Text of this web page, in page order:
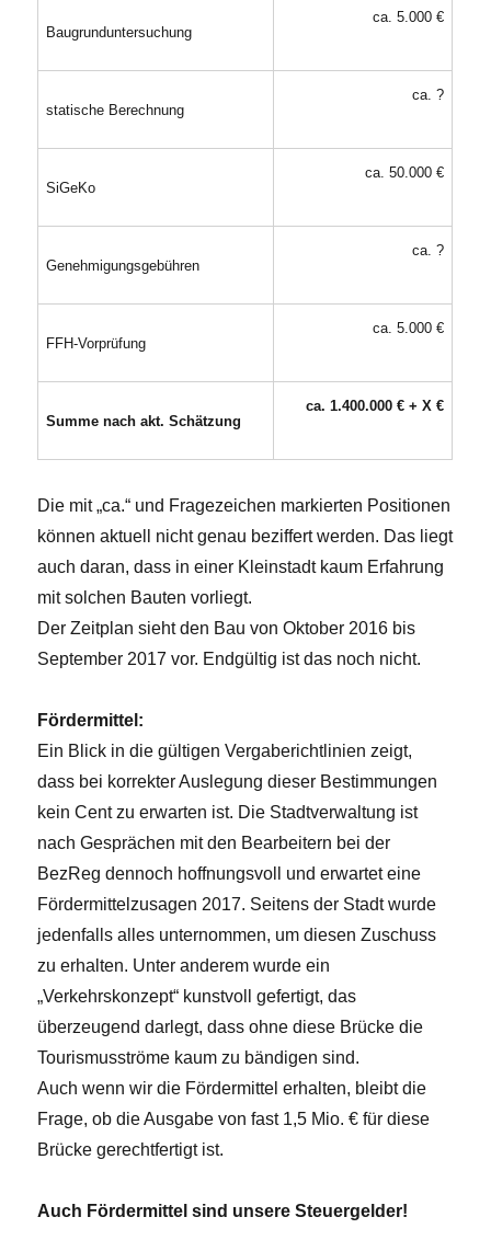
Baugrunduntersuchung
ca. 5.000 €
statische Berechnung
ca. ?
SiGeKo
ca. 50.000 €
Genehmigungsgebühren
ca. ?
FFH-Vorprüfung
ca. 5.000 €
Summe nach akt. Schätzung
ca. 1.400.000 € + X €
Die mit „ca.“ und Fragezeichen markierten Positionen
können aktuell nicht genau beziffert werden. Das liegt
auch daran, dass in einer Kleinstadt kaum Erfahrung
mit solchen Bauten vorliegt.
Der Zeitplan sieht den Bau von Oktober 2016 bis
September 2017 vor. Endgültig ist das noch nicht.
Fördermittel:
Ein Blick in die gültigen Vergaberichtlinien zeigt,
dass bei korrekter Auslegung dieser Bestimmungen
kein Cent zu erwarten ist. Die Stadtverwaltung ist
nach Gesprächen mit den Bearbeitern bei der
BezReg dennoch hoffnungsvoll und erwartet eine
Fördermittelzusagen 2017. Seitens der Stadt wurde
jedenfalls alles unternommen, um diesen Zuschuss
zu erhalten. Unter anderem wurde ein
„Verkehrskonzept“ kunstvoll gefertigt, das
überzeugend darlegt, dass ohne diese Brücke die
Tourismusströme kaum zu bändigen sind.
Auch wenn wir die Fördermittel erhalten, bleibt die
Frage, ob die Ausgabe von fast 1,5 Mio. € für diese
Brücke gerechtfertigt ist.
Auch Fördermittel sind unsere Steuergelder!